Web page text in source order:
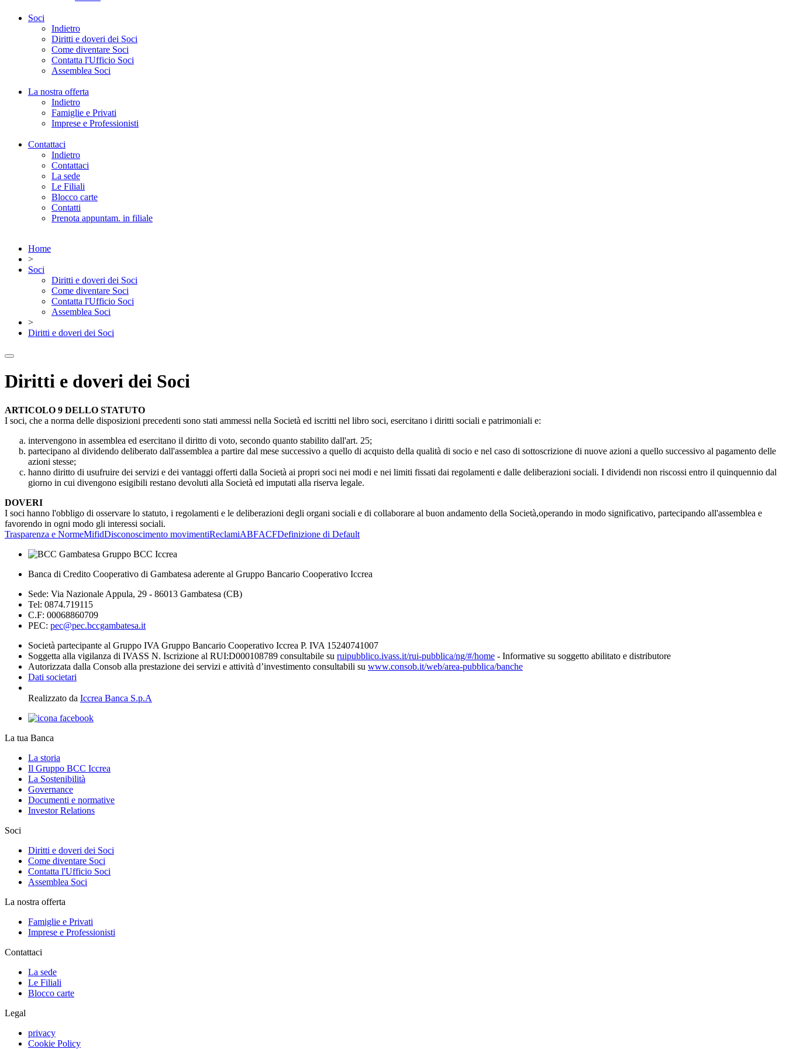
Soci
Indietro
Diritti e doveri dei Soci
Come diventare Soci
Contatta l'Ufficio Soci
Assemblea Soci
La nostra offerta
Indietro
Famiglie e Privati
Imprese e Professionisti
Contattaci
Indietro
Contattaci
La sede
Le Filiali
Blocco carte
Contatti
Prenota appuntam. in filiale
Home
>
Soci
Diritti e doveri dei Soci
Come diventare Soci
Contatta l'Ufficio Soci
Assemblea Soci
>
Diritti e doveri dei Soci
Diritti e doveri dei Soci
ARTICOLO 9 DELLO STATUTO
I soci, che a norma delle disposizioni precedenti sono stati ammessi nella Società ed iscritti nel libro soci, esercitano i diritti sociali e patrimoniali e:
intervengono in assemblea ed esercitano il diritto di voto, secondo quanto stabilito dall'art. 25;
partecipano al dividendo deliberato dall'assemblea a partire dal mese successivo a quello di acquisto della qualità di socio e nel caso di sottoscrizione di nuove azioni a quello successivo al pagamento delle
azioni stesse;
hanno diritto di usufruire dei servizi e dei vantaggi offerti dalla Società ai propri soci nei modi e nei limiti fissati dai regolamenti e dalle deliberazioni sociali. I dividendi non riscossi entro il quinquennio dal
giorno in cui divengono esigibili restano devoluti alla Società ed imputati alla riserva legale.
DOVERI
I soci hanno l'obbligo di osservare lo statuto, i regolamenti e le deliberazioni degli organi sociali e di collaborare al buon andamento della Società,operando in modo significativo, partecipando all'assemblea e
favorendo in ogni modo gli interessi sociali.
Trasparenza e NormeMifidDisconoscimento movimentiReclamiABFACFDefinizione di Default
Banca di Credito Cooperativo di Gambatesa aderente al Gruppo Bancario Cooperativo Iccrea
Sede: Via Nazionale Appula, 29 - 86013 Gambatesa (CB)
Tel: 0874.719115
C.F: 00068860709
PEC: pec@pec.bccgambatesa.it
Società partecipante al Gruppo IVA Gruppo Bancario Cooperativo Iccrea P. IVA 15240741007
Soggetta alla vigilanza di IVASS N. Iscrizione al RUI:D000108789 consultabile su ruipubblico.ivass.it/rui-pubblica/ng/#/home - Informative su soggetto abilitato e distributore
Autorizzata dalla Consob alla prestazione dei servizi e attività d’investimento consultabili su www.consob.it/web/area-pubblica/banche
Dati societari
Realizzato da Iccrea Banca S.p.A
La tua Banca
La storia
Il Gruppo BCC Iccrea
La Sostenibilità
Governance
Documenti e normative
Investor Relations
Soci
Diritti e doveri dei Soci
Come diventare Soci
Contatta l'Ufficio Soci
Assemblea Soci
La nostra offerta
Famiglie e Privati
Imprese e Professionisti
Contattaci
La sede
Le Filiali
Blocco carte
Legal
privacy
Cookie Policy